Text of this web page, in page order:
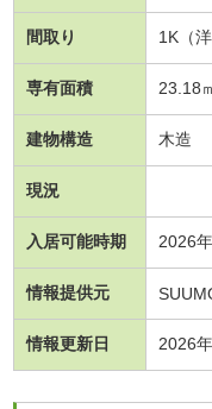
間取り 1K（
専有面積 23.18
建物構造 木造
現況
入居可能時期 2026
情報提供元
情報更新日 2026